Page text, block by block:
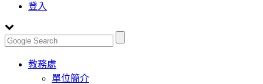
登入
Toggle
navigation
教務處
單位簡介